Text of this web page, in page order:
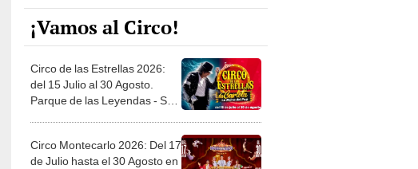
¡Vamos al Circo!
Circo de las Estrellas 2026:
del 15 Julio al 30 Agosto.
Parque de las Leyendas - San
Circo Montecarlo 2026: Del 17
de Julio hasta el 30 Agosto en